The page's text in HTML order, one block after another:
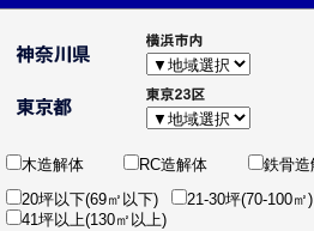
木造解体 RC造解体 鉄骨造
20坪以下(69㎡以下)
21-30坪(70-100㎡)
41坪以上(130㎡以上)